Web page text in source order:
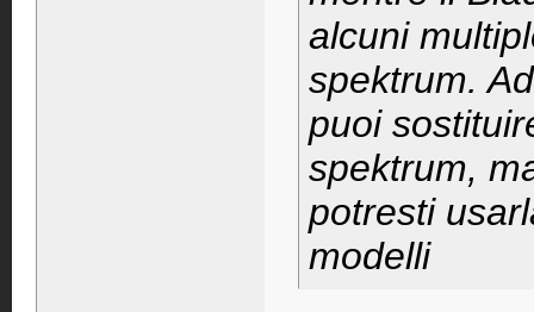
alcuni
spektrum.
puoi
spektrum,
potresti
modelli